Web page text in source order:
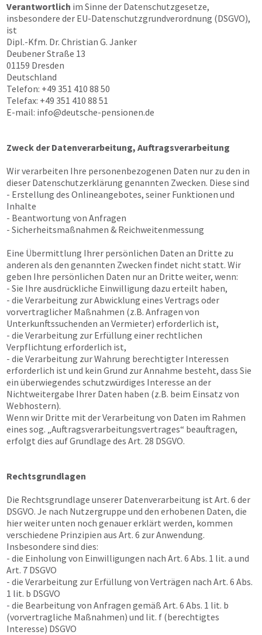
Verantwortlich im Sinne der Datenschutzgesetze,
insbesondere der EU-Datenschutzgrundverordnung (DSGVO),
ist
Dipl.-Kfm. Dr. Christian G. Janker
Deubener Straße 13
01159 Dresden
Deutschland
Telefon: +49 351 410 88 50
Telefax: +49 351 410 88 51
E-mail: info@deutsche-pensionen.de
Zweck der Datenverarbeitung, Auftragsverarbeitung
Wir verarbeiten Ihre personenbezogenen Daten nur zu den in
dieser Datenschutzerklärung genannten Zwecken. Diese sind
- Erstellung des Onlineangebotes, seiner Funktionen und
Inhalte
- Beantwortung von Anfragen
- Sicherheitsmaßnahmen & Reichweitenmessung
Eine Übermittlung Ihrer persönlichen Daten an Dritte zu
anderen als den genannten Zwecken findet nicht statt. Wir
geben Ihre persönlichen Daten nur an Dritte weiter, wenn:
- Sie Ihre ausdrückliche Einwilligung dazu erteilt haben,
- die Verarbeitung zur Abwicklung eines Vertrags oder
vorvertraglicher Maßnahmen (z.B. Anfragen von
Unterkunftssuchenden an Vermieter) erforderlich ist,
- die Verarbeitung zur Erfüllung einer rechtlichen
Verpflichtung erforderlich ist,
- die Verarbeitung zur Wahrung berechtigter Interessen
erforderlich ist und kein Grund zur Annahme besteht, dass Sie
ein überwiegendes schutzwürdiges Interesse an der
Nichtweitergabe Ihrer Daten haben (z.B. beim Einsatz von
Webhostern).
Wenn wir Dritte mit der Verarbeitung von Daten im Rahmen
eines sog. „Auftragsverarbeitungsvertrages“ beauftragen,
erfolgt dies auf Grundlage des Art. 28 DSGVO.
Rechtsgrundlagen
Die Rechtsgrundlage unserer Datenverarbeitung ist Art. 6 der
DSGVO. Je nach Nutzergruppe und den erhobenen Daten, die
hier weiter unten noch genauer erklärt werden, kommen
verschiedene Prinzipien aus Art. 6 zur Anwendung.
Insbesondere sind dies:
- die Einholung von Einwilligungen nach Art. 6 Abs. 1 lit. a und
Art. 7 DSGVO
- die Verarbeitung zur Erfüllung von Verträgen nach Art. 6 Abs.
1 lit. b DSGVO
- die Bearbeitung von Anfragen gemäß Art. 6 Abs. 1 lit. b
(vorvertragliche Maßnahmen) und lit. f (berechtigtes
Interesse) DSGVO